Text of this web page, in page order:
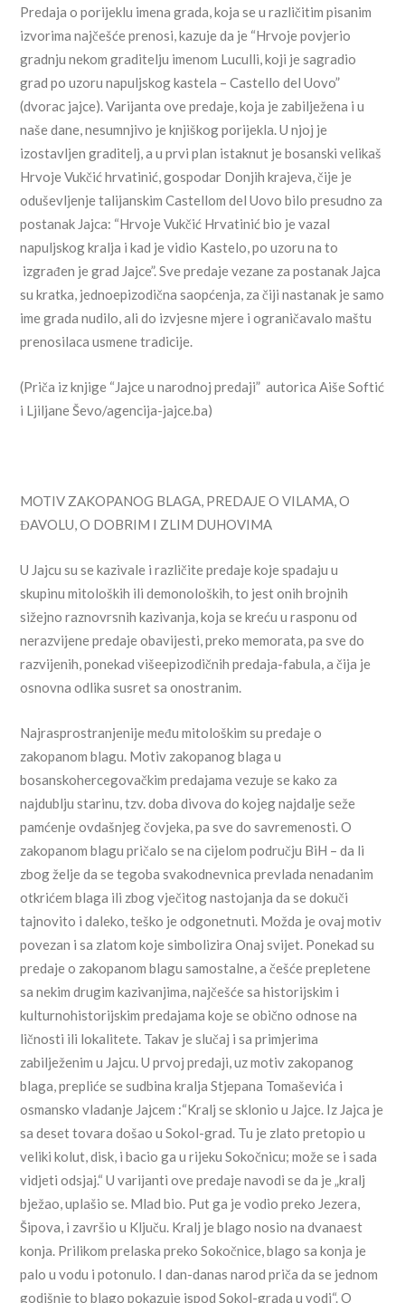
Predaja o porijeklu imena grada, koja se u različitim pisanim
izvorima najčešće prenosi, kazuje da je “Hrvoje povjerio
gradnju nekom graditelju imenom Luculli, koji je sagradio
grad po uzoru napuljskog kastela – Castello del Uovo”
(dvorac jajce). Varijanta ove predaje, koja je zabilježena i u
naše dane, nesumnjivo je knjiškog porijekla. U njoj je
izostavljen graditelj, a u prvi plan istaknut je bosanski velikaš
Hrvoje Vukčić hrvatinić, gospodar Donjih krajeva, čije je
oduševljenje talijanskim Castellom del Uovo bilo presudno za
postanak Jajca: “Hrvoje Vukčić Hrvatinić bio je vazal
napuljskog kralja i kad je vidio Kastelo, po uzoru na to
izgrađen je grad Jajce”. Sve predaje vezane za postanak Jajca
su kratka, jednoepizodična saopćenja, za čiji nastanak je samo
ime grada nudilo, ali do izvjesne mjere i ograničavalo maštu
prenosilaca usmene tradicije.
(Priča iz knjige “Jajce u narodnoj predaji” autorica Aiše Softić
i Ljiljane Ševo/agencija-jajce.ba)
MOTIV ZAKOPANOG BLAGA, PREDAJE O VILAMA, O
ĐAVOLU, O DOBRIM I ZLIM DUHOVIMA
U Jajcu su se kazivale i različite predaje koje spadaju u
skupinu mitoloških ili demonoloških, to jest onih brojnih
sižejno raznovrsnih kazivanja, koja se kreću u rasponu od
nerazvijene predaje obavijesti, preko memorata, pa sve do
razvijenih, ponekad višeepizodičnih predaja-fabula, a čija je
osnovna odlika susret sa onostranim.
Najrasprostranjenije među mitološkim su predaje o
zakopanom blagu. Motiv zakopanog blaga u
bosanskohercegovačkim predajama vezuje se kako za
najdublju starinu, tzv. doba divova do kojeg najdalje seže
pamćenje ovdašnjeg čovjeka, pa sve do savremenosti. O
zakopanom blagu pričalo se na cijelom području BiH – da li
zbog želje da se tegoba svakodnevnica prevlada nenadanim
otkrićem blaga ili zbog vječitog nastojanja da se dokuči
tajnovito i daleko, teško je odgonetnuti. Možda je ovaj motiv
povezan i sa zlatom koje simbolizira Onaj svijet. Ponekad su
predaje o zakopanom blagu samostalne, a češće prepletene
sa nekim drugim kazivanjima, najčešće sa historijskim i
kulturnohistorijskim predajama koje se obično odnose na
ličnosti ili lokalitete. Takav je slučaj i sa primjerima
zabilježenim u Jajcu. U prvoj predaji, uz motiv zakopanog
blaga, prepliće se sudbina kralja Stjepana Tomaševića i
osmansko vladanje Jajcem :“Kralj se sklonio u Jajce. Iz Jajca je
sa deset tovara došao u Sokol-grad. Tu je zlato pretopio u
veliki kolut, disk, i bacio ga u rijeku Sokočnicu; može se i sada
vidjeti odsjaj.“ U varijanti ove predaje navodi se da je „kralj
bježao, uplašio se. Mlad bio. Put ga je vodio preko Jezera,
Šipova, i završio u Ključu. Kralj je blago nosio na dvanaest
konja. Prilikom prelaska preko Sokočnice, blago sa konja je
palo u vodu i potonulo. I dan-danas narod priča da se jednom
godišnje to blago pokazuje ispod Sokol-grada u vodi“. O